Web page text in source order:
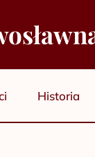
Historia